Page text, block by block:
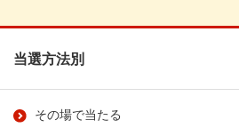
当選方法別
その場で当たる